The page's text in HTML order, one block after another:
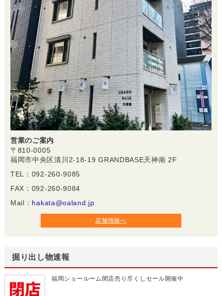
営業のご案内
〒810-0005
福岡市中央区清川2-18-19 GRANDBASE天神南 2F
TEL：092-260-9085
FAX：092-260-9084
Mail： hakata@oaland.jp
店舗情報へ
掘り出し物速報
福岡ショールーム閉店売り尽くしセール開催中